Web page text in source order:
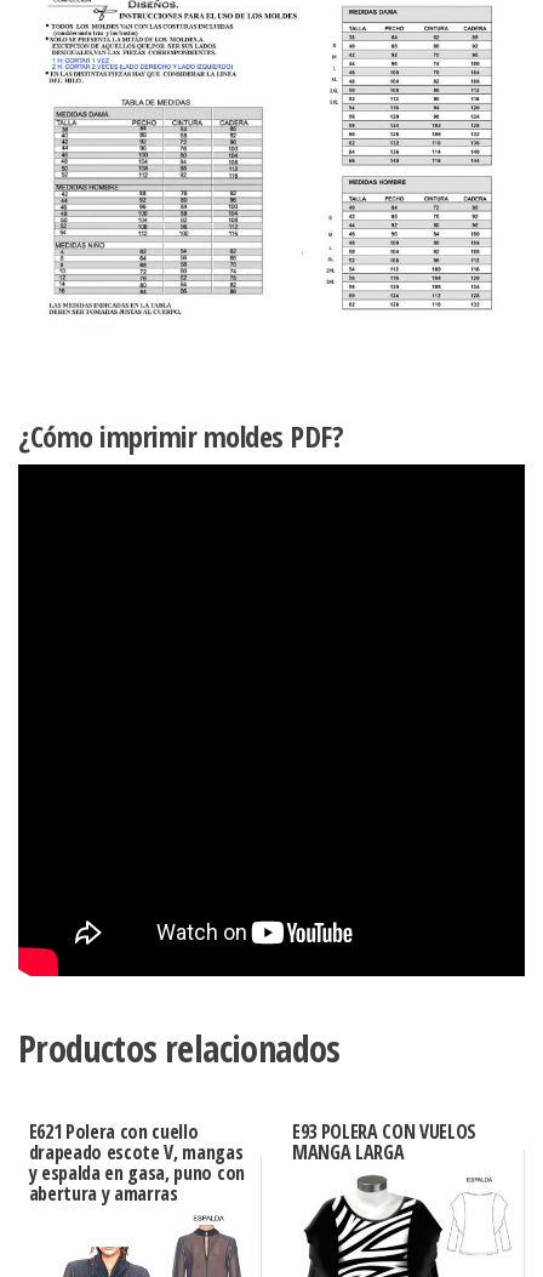
¿Cómo imprimir moldes PDF?
Productos relacionados
E621 Polera con cuello
drapeado escote V, mangas
y espalda en gasa, puno con
abertura y amarras
E93 POLERA CON VUELOS
MANGA LARGA